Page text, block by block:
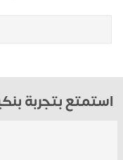
استمتع بتجربة